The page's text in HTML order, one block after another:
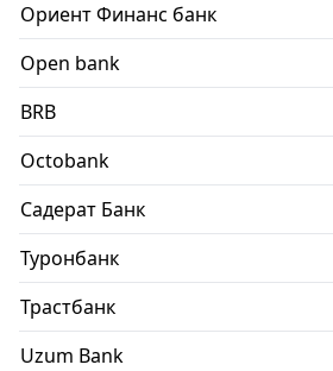
Ориент Финанс банк
Open bank
BRB
Octobank
Садерат Банк
Туронбанк
Трастбанк
Uzum Bank